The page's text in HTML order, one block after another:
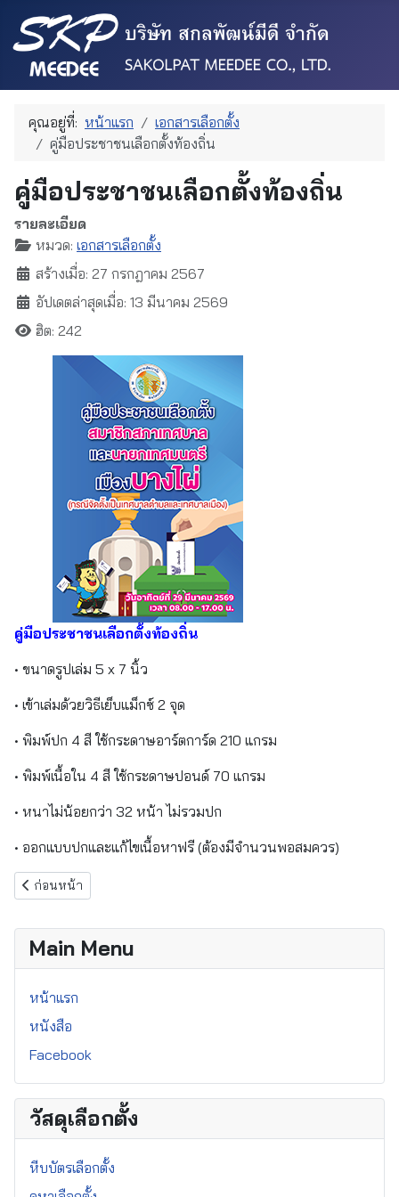
คุณอยู่ที่: หน้าแรก
เอกสารเลือกตั้ง
คู่มือประชาชนเลือกตั้งท้องถิ่น
คู่มือประชาชนเลือกตั้งท้องถิ่น
รายละเอียด
หมวด: เอกสารเลือกตั้ง
สร้างเมื่อ: 27 กรกฎาคม 2567
อัปเดตล่าสุดเมื่อ: 13 มีนาคม 2569
ฮิต: 242
คู่มือประชาชนเลือกตั้งท้องถิ่น
• ขนาดรูปเล่ม 5 x 7 นิ้ว
• เข้าเล่มด้วยวิธีเย็บแม็กซ์ 2 จุด
• พิมพ์ปก 4 สี ใช้กระดาษอาร์ตการ์ด 210 แกรม
• พิมพ์เนื้อใน 4 สี ใช้กระดาษปอนด์ 70 แกรม
• หนาไม่น้อยกว่า 32 หน้า ไม่รวมปก
• ออกแบบปกและแก้ไขเนื้อหาฟรี (ต้องมีจำนวนพอสมควร)
เนื้อหาก่อนหน้า: แผ่นพับประชาสัมพันธ์การเลือกตั้งท้องถิ่น
ก่อนหน้า
Main Menu
หน้าแรก
หนังสือ
Facebook
วัสดุเลือกตั้ง
หีบบัตรเลือกตั้ง